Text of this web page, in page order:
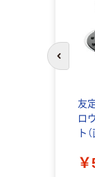
友
ロ
ト
前のスラ